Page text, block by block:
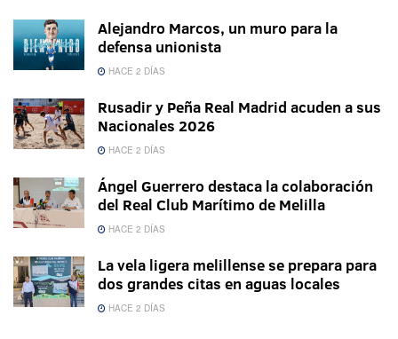
Alejandro Marcos, un muro para la
defensa unionista
HACE 2 DÍAS
Rusadir y Peña Real Madrid acuden a sus
Nacionales 2026
HACE 2 DÍAS
Ángel Guerrero destaca la colaboración
del Real Club Marítimo de Melilla
HACE 2 DÍAS
La vela ligera melillense se prepara para
dos grandes citas en aguas locales
HACE 2 DÍAS